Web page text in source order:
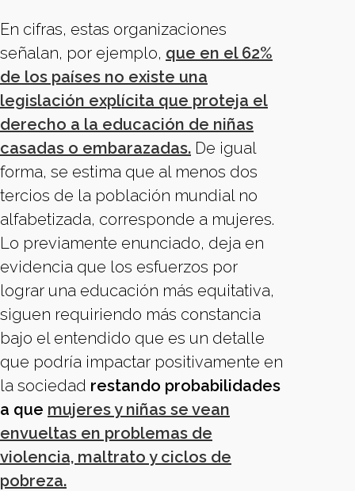
En cifras, estas organizaciones
señalan, por ejemplo, que en el 62%
de los países no existe una
legislación explícita que proteja el
derecho a la educación de niñas
casadas o embarazadas. De igual
forma, se estima que al menos dos
tercios de la población mundial no
alfabetizada, corresponde a mujeres.
Lo previamente enunciado, deja en
evidencia que los esfuerzos por
lograr una educación más equitativa,
siguen requiriendo más constancia
bajo el entendido que es un detalle
que podría impactar positivamente en
la sociedad restando probabilidades
a que mujeres y niñas se vean
envueltas en problemas de
violencia, maltrato y ciclos de
pobreza.